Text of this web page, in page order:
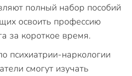
полный набор пособий
освоить профессию
за короткое время.
психиатрии-наркологии
смогут изучать